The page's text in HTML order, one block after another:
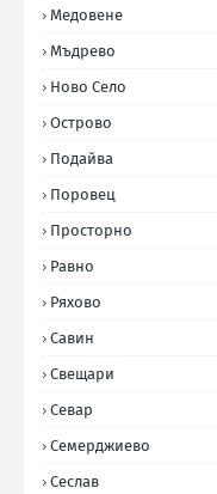
Медовене
Мъдрево
Ново Село
Острово
Подайва
Поровец
Просторно
Равно
Ряхово
Савин
Свещари
Севар
Семерджиево
Сеслав